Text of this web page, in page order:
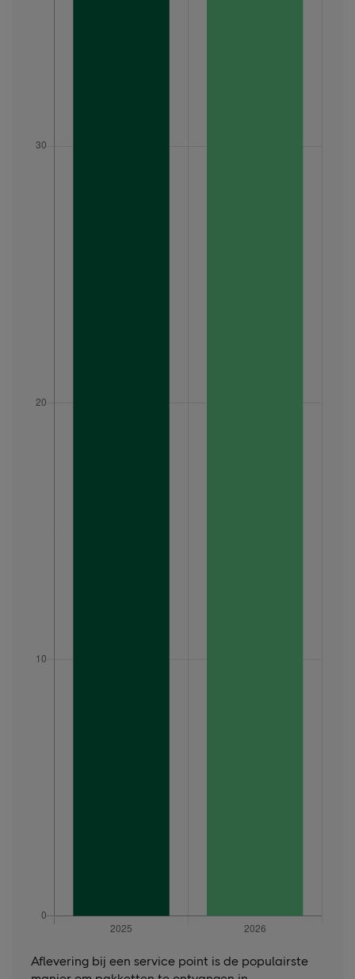
Aflevering bij een service point is de populairste